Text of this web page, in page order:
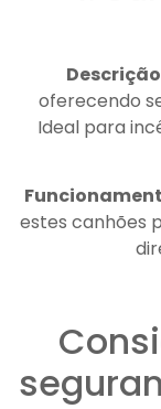
oferecendo
Ideal para
estes canhões